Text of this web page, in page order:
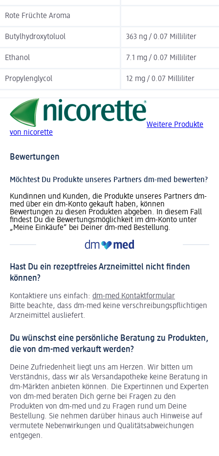
Rote Früchte Aroma
Butylhydroxytoluol 363 ng / 0.07 Milliliter
Ethanol 7.1 mg / 0.07 Milliliter
Propylenglycol 12 mg / 0.07 Milliliter
Weitere Produkte
von nicorette
Bewertungen
Möchtest Du Produkte unseres Partners dm-med bewerten?
Kundinnen und Kunden, die Produkte unseres Partners dm-
med über ein dm-Konto gekauft haben, können
Bewertungen zu diesen Produkten abgeben. In diesem Fall
findest Du die Bewertungsmöglichkeit im dm-Konto unter
„Meine Einkäufe“ bei Deiner dm-med Bestellung.
Hast Du ein rezeptfreies Arzneimittel nicht finden
können?
Kontaktiere uns einfach: dm-med Kontaktformular
Bitte beachte, dass dm-med keine verschreibungspflichtigen
Arzneimittel ausliefert.
Du wünschst eine persönliche Beratung zu Produkten,
die von dm-med verkauft werden?
Deine Zufriedenheit liegt uns am Herzen. Wir bitten um
Verständnis, dass wir als Versandapotheke keine Beratung in
dm-Märkten anbieten können. Die Expertinnen und Experten
von dm-med beraten Dich gerne bei Fragen zu den
Produkten von dm-med und zu Fragen rund um Deine
Bestellung. Sie nehmen darüber hinaus auch Hinweise auf
vermutete Nebenwirkungen und Qualitätsabweichungen
entgegen.